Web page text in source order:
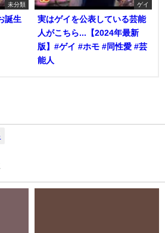
未分類
誕生
ゲイ
実はゲイを公表している芸能
人がこちら...【2024年最新
版】#ゲイ #ホモ #同性愛 #芸
能人